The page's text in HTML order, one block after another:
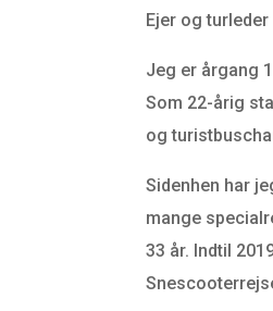
Ejer og turleder
Jeg er årgang
Som 22-årig
og
Sidenhen har
mange
33 år. Indtil